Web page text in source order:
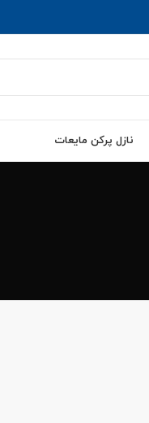
نازل پرکن مایعات